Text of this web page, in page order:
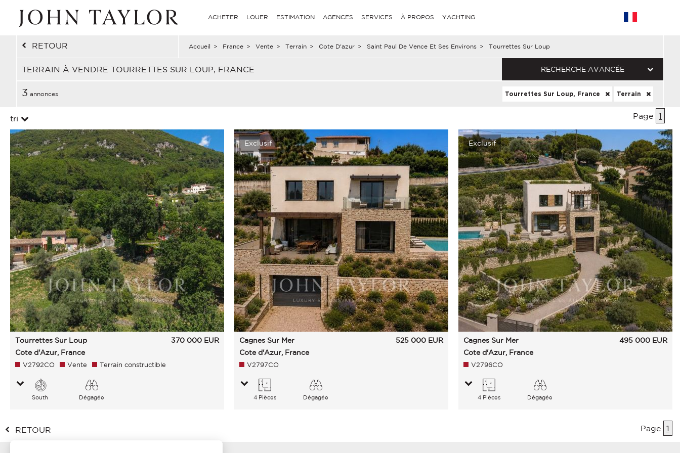
ACHETER LOUER ESTIMATION AGENCES SERVICES À PROPOS YACHTING
RETOUR Accueil > France > Vente > Terrain > Cote D'azur > Saint Paul De Vence Et Ses Environs > Tourrettes Sur Loup
TERRAIN À VENDRE TOURRETTES SUR LOUP, FRANCE RECHERCHE AVANCÉE
3 annonces Tourrettes Sur Loup, France Terrain
tri Page 1
Tourrettes Sur Loup
Cote d'Azur, France
370 000 EUR
V2792CO Vente Terrain constructible
South
Dégagée
Exclusif
Cagnes Sur Mer
Cote d'Azur, France
525 000 EUR
V2797CO
4 Pièces
Dégagée
Exclusif
Cagnes Sur Mer
Cote d'Azur, France
495 000 EUR
V2796CO
4 Pièces
Dégagée
RETOUR Page 1